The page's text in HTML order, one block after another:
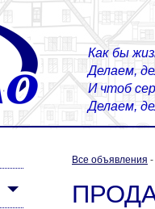
Как бы
Делаем,
И чтоб
Делаем,
Все объявления -